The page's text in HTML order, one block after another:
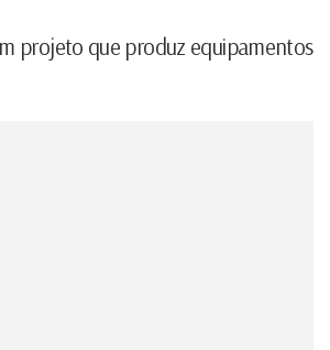
projeto que produz equipamentos